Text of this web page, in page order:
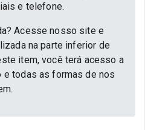
e telefone.
Acesse nosso site e
na parte inferior de
item, você terá acesso a
e todas as formas de nos